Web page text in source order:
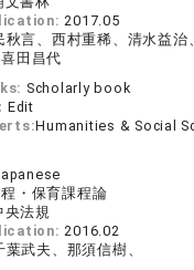
2017.05
秋言、西村重稀、清水益治
田昌代
Scholarly book
Edit
Humanities & Social
・保育課程論
央法規
2016.02
葉武夫、那須信樹、